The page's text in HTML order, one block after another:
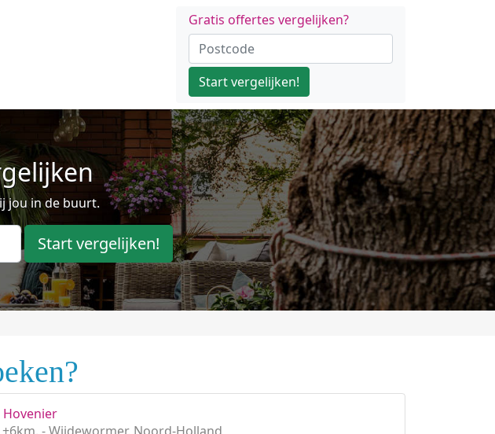
Gratis offertes vergelijken?
Start vergelijken!
jou in de buurt.
Start vergelijken!
Hovenier